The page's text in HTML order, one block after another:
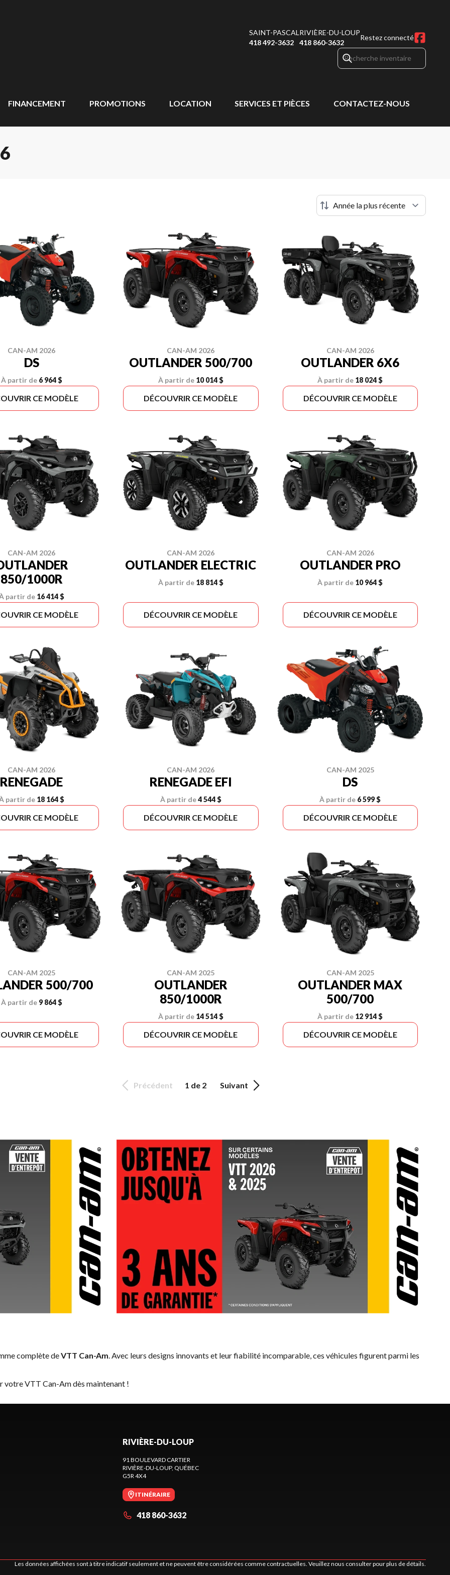
SAINT-PASCAL
418 492-3632
RIVIÈRE-DU-LOUP
418 860-3632
Restez connecté
FINANCEMENT PROMOTIONS LOCATION SERVICES ET PIÈCES CONTACTEZ-NOUS
CAN-AM 2026
DS
À partir de 6 964 $
CE MODÈLE
CAN-AM 2026
OUTLANDER 500/700
À partir de 10 014 $
DÉCOUVRIR CE MODÈLE
CAN-AM 2026
OUTLANDER 6X6
À partir de 18 024 $
DÉCOUVRIR CE MODÈLE
CAN-AM 2026
850/1000R
partir de 16 414 $
CE MODÈLE
CAN-AM 2026
OUTLANDER ELECTRIC
À partir de 18 814 $
DÉCOUVRIR CE MODÈLE
CAN-AM 2026
OUTLANDER PRO
À partir de 10 964 $
DÉCOUVRIR CE MODÈLE
CAN-AM 2026
RENEGADE
partir de 18 164 $
CE MODÈLE
CAN-AM 2026
RENEGADE EFI
À partir de4 544 $
DÉCOUVRIR CE MODÈLE
CAN-AM 2025
DS
À partir de 6 599 $
DÉCOUVRIR CE MODÈLE
CAN-AM 2025
500/700
À partir de 9 864 $
CE MODÈLE
CAN-AM 2025
OUTLANDER
850/1000R
À partir de 14 514 $
DÉCOUVRIR CE MODÈLE
CAN-AM 2025
OUTLANDER MAX
500/700
À partir de 12 914 $
DÉCOUVRIR CE MODÈLE
Précédent 1 de 2 Suivant
complète deVTT Can-Am. Avec leurs designs innovants et leur fiabilité incomparable, ces véhicules figurent parmi les
votre VTT Can-Am dès maintenant !
RIVIÈRE-DU-LOUP
91 BOULEVARD CARTIER
RIVIÈRE-DU-LOUP, QUÉBEC
G5R 4X4
ITINÉRAIRE
418 860-3632
Les données affichées sont à titre indicatif seulement et ne peuvent être considérées comme contractuelles. Veuillez nous consulter pour plus de détails.